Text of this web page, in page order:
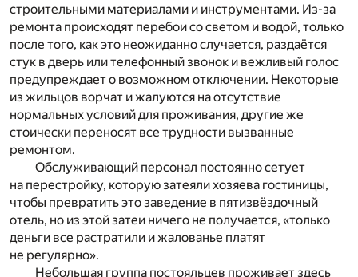
строительными материалами и инструментами. Из-за
ремонта происходят перебои со светом и водой, только
после того, как это неожиданно случается, раздаётся
стук в дверь или телефонный звонок и вежливый голос
предупреждает о возможном отключении. Некоторые
из жильцов ворчат и жалуются на отсутствие
нормальных условий для проживания, другие же
стоически переносят все трудности вызванные
ремонтом.
Обслуживающий персонал постоянно сетует
на перестройку, которую затеяли хозяева гостиницы,
чтобы превратить это заведение в пятизвёздочный
отель, но из этой затеи ничего не получается, «только
деньги все растратили и жалованье платят
не регулярно».
Небольшая группа постояльцев проживает здесь